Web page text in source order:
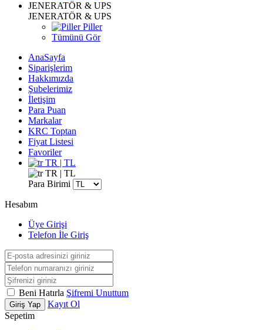
JENERATÖR & UPS
JENERATÖR & UPS
Piller
Tümünü Gör
AnaSayfa
Siparişlerim
Hakkımızda
Şubelerimiz
İletişim
Para Puan
Markalar
KRC Toptan
Fiyat Listesi
Favoriler
TR | TL
TR | TL
Para Birimi
Hesabım
Üye Girişi
Telefon İle Giriş
Beni Hatırla Şifremi Unuttum
Giriş Yap
Kayıt Ol
Sepetim